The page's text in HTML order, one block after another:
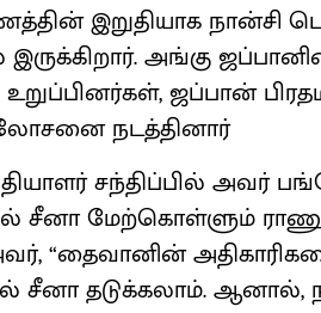
இறுதியாக நான்சி
அங்கு
ஜப்பான்
நடத்தினார்
சந்திப்பில் அவர்
சீனா மேற்கொள்ளும் ராணுவ
“தைவானின்
தடுக்கலாம். ஆனால்,